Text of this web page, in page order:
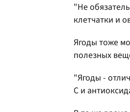
"Не
клетчатки и
Ягоды тоже
полезных
"Ягоды -
С и